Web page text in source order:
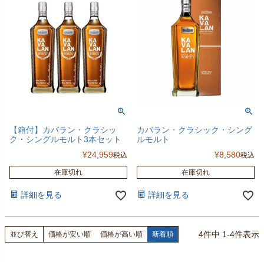
【箱付】カバラン・クラシッ
ク・シングルモルト3本セット
¥24,959税込
在庫切れ
詳細を見る
カバラン・クラシック・シング
ルモルト
¥8,580税込
在庫切れ
詳細を見る
並び替え 価格が安い順 価格が高い順 新着順 4件中 1-4件表示